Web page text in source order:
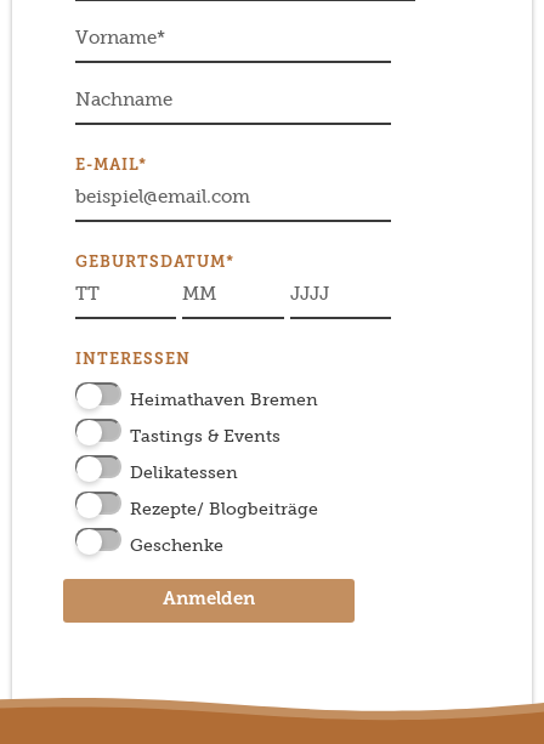
E-MAIL*
GEBURTSDATUM*
INTERESSEN
Heimathaven Bremen
Tastings & Events
Delikatessen
Rezepte/ Blogbeiträge
Geschenke
Anmelden